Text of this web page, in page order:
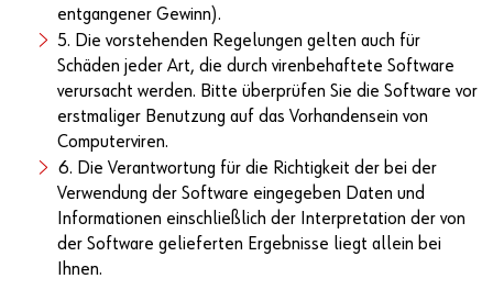
entgangener Gewinn).
5. Die vorstehenden Regelungen gelten auch für
Schäden jeder Art, die durch virenbehaftete Software
verursacht werden. Bitte überprüfen Sie die Software vor
erstmaliger Benutzung auf das Vorhandensein von
Computerviren.
6. Die Verantwortung für die Richtigkeit der bei der
Verwendung der Software eingegeben Daten und
Informationen einschließlich der Interpretation der von
der Software gelieferten Ergebnisse liegt allein bei
Ihnen.